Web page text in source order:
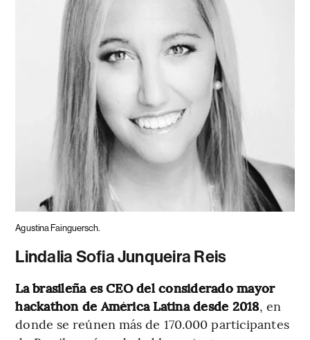
Agustina Fainguersch.
Lindalia Sofia Junqueira Reis
La brasileña es CEO del considerado mayor
hackathon de América Latina desde 2018, en
donde se reúnen más de 170.000 participantes